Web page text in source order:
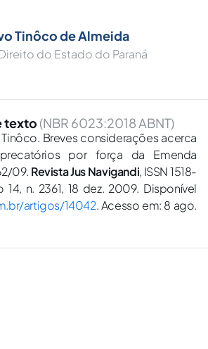
Tinôco de Almeida
do Estado do Paraná
texto (NBR 6023:2018 ABNT)
Tinôco. Breves considerações acerca
por força da Emenda
09. Revista Jus Navigandi, ISSN 1518-
14, n. 2361, 18 dez. 2009. Disponível
artigos/14042. Acesso em: 8 ago.